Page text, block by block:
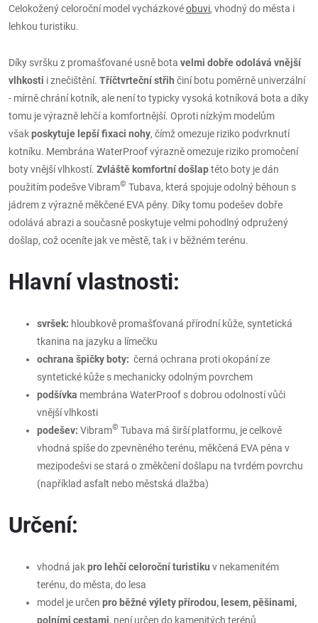
Celokožený celoroční model vycházkovéobuvi, vhodný do města i
lehkou turistiku.
Díky svršku z promašťované usně bota velmi dobře odolává vnější
vlhkosti i znečištění. Tříčtvrteční střih činí botu poměrně univerzální
- mírně chrání kotník, ale není to typicky vysoká kotníková bota a díky
tomu je výrazně lehčí a komfortnější. Oproti nízkým modelům
všakposkytuje lepší fixaci nohy, čímž omezuje riziko podvrknutí
kotníku. Membrána WaterProofvýrazně omezuje riziko promočení
boty vnější vlhkostí. Zvláště komfortní došlaptéto boty je dán
použitím podešve Vibram© Tubava, která spojuje odolný běhoun s
jádrem z výrazně měkčené EVA pěny. Díky tomu podešev dobře
odolává abrazi a současně poskytuje velmi pohodlný odpružený
došlap, což oceníte jak ve městě, tak i v běžném terénu.
Hlavní vlastnosti:
svršek: hloubkově promašťovaná přírodní kůže, syntetická
tkanina na jazyku a límečku
ochrana špičky boty: černá ochrana proti okopání ze
syntetické kůže s mechanicky odolným povrchem
podšívka membrána WaterProof s dobrou odolností vůči
vnější vlhkosti
podešev: Vibram© Tubava má širší platformu, je celkově
vhodná spíše do zpevněného terénu, měkčená EVA pěna v
mezipodešvi se stará o změkčení došlapu na tvrdém povrchu
(například asfalt nebo městská dlažba)
Určení:
vhodná jakpro lehčí celoroční turistiku v nekamenitém
terénu, do města, do lesa
model je určen pro běžné výlety přírodou, lesem, pěšinami,
polními cestami, není určen do kamenitých terénů